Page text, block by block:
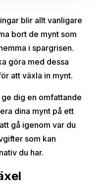
blir allt vanligare
bort de mynt som
i spargrisen.
göra med dessa
att växla in mynt.
dig en omfattande
dina mynt på ett
gå igenom var du
som kan
du har.